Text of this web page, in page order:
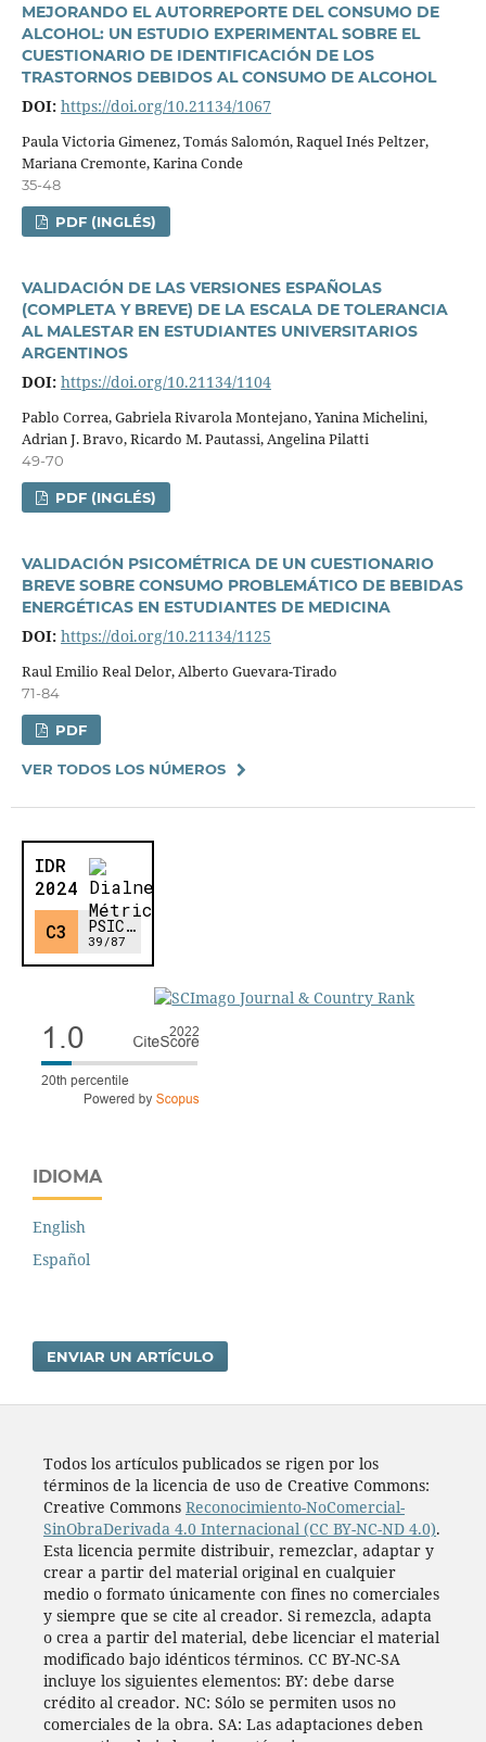
MEJORANDO EL AUTORREPORTE DEL CONSUMO DE
ALCOHOL: UN ESTUDIO EXPERIMENTAL SOBRE EL
CUESTIONARIO DE IDENTIFICACIÓN DE LOS
TRASTORNOS DEBIDOS AL CONSUMO DE ALCOHOL
DOI: https://doi.org/10.21134/1067
Paula Victoria Gimenez, Tomás Salomón, Raquel Inés Peltzer,
Mariana Cremonte, Karina Conde
35-48
PDF (INGLÉS)
VALIDACIÓN DE LAS VERSIONES ESPAÑOLAS
(COMPLETA Y BREVE) DE LA ESCALA DE TOLERANCIA
AL MALESTAR EN ESTUDIANTES UNIVERSITARIOS
ARGENTINOS
DOI: https://doi.org/10.21134/1104
Pablo Correa, Gabriela Rivarola Montejano, Yanina Michelini,
Adrian J. Bravo, Ricardo M. Pautassi, Angelina Pilatti
49-70
PDF (INGLÉS)
VALIDACIÓN PSICOMÉTRICA DE UN CUESTIONARIO
BREVE SOBRE CONSUMO PROBLEMÁTICO DE BEBIDAS
ENERGÉTICAS EN ESTUDIANTES DE MEDICINA
DOI: https://doi.org/10.21134/1125
Raul Emilio Real Delor, Alberto Guevara-Tirado
71-84
PDF
VER TODOS LOS NÚMEROS
IDIOMA
English
Español
ENVIAR UN ARTÍCULO
Todos los artí­culos publicados se rigen por los
términos de la licencia de uso de Creative Commons:
Creative Commons Reconocimiento-NoComercial-
SinObraDerivada 4.0 Internacional (CC BY-NC-ND 4.0).
Esta licencia permite distribuir, remezclar, adaptar y
crear a partir del material original en cualquier
medio o formato únicamente con fines no comerciales
y siempre que se cite al creador. Si remezcla, adapta
o crea a partir del material, debe licenciar el material
modificado bajo idénticos términos. CC BY-NC-SA
incluye los siguientes elementos: BY: debe darse
crédito al creador. NC: Sólo se permiten usos no
comerciales de la obra. SA: Las adaptaciones deben